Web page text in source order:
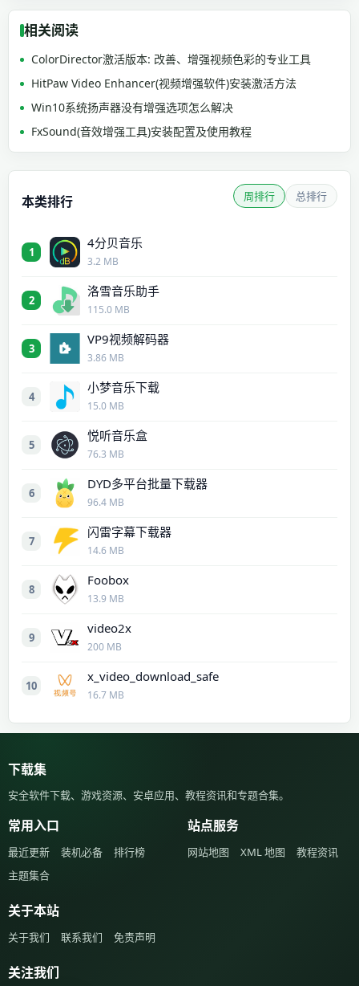
相关阅读
ColorDirector激活版本: 改善、增强视频色彩的专业工具
HitPaw Video Enhancer(视频增强软件)安装激活方法
Win10系统扬声器没有增强选项怎么解决
FxSound(音效增强工具)安装配置及使用教程
本类排行 周排行 总排行
1
4分贝音乐
3.2 MB
2
洛雪音乐助手
115.0 MB
3
VP9视频解码器
3.86 MB
4
小梦音乐下载
15.0 MB
5
悦听音乐盒
76.3 MB
6
DYD多平台批量下载器
96.4 MB
7
闪雷字幕下载器
14.6 MB
8
Foobox
13.9 MB
9
video2x
200 MB
10
x_video_download_safe
16.7 MB
下载集
安全软件下载、游戏资源、安卓应用、教程资讯和专题合集。
常用入口
最近更新 装机必备
排行榜
主题集合
站点服务
网站地图 XML 地图 教程资讯
关于本站
关于我们 联系我们 免责声明
关注我们